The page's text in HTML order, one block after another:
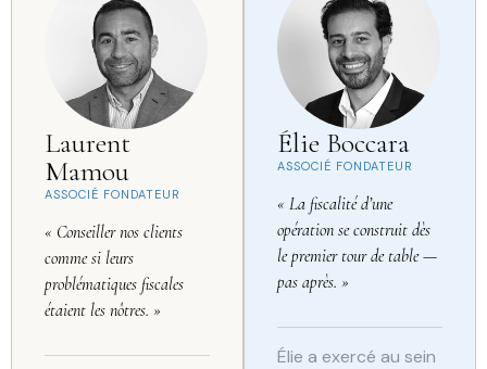
Laurent
Mamou
ASSOCIÉ FONDATEUR
« Conseiller nos clients
comme si leurs
problématiques fiscales
étaient les nôtres. »
Élie Boccara
ASSOCIÉ FONDATEUR
« La fiscalité d’une
opération se construit dès
le premier tour de table —
pas après. »
Élie a exercé au sein